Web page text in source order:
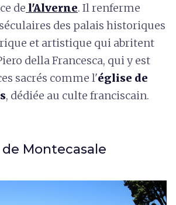
de l'Alverne. Il renferme
des palais historiques
et artistique qui abritent
della Francesca, qui y est
sacrés comme l'église de
, dédiée au culte franciscain.
Montecasale